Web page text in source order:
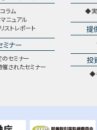
ラム
ニュアル
ストレポート
ミナー
セミナー
されたセミナー
提
投